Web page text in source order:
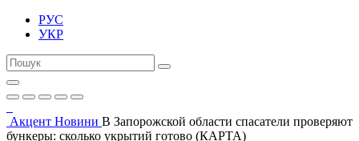
РУС
УКР
Акцент Новини В Запорожской области спасатели проверяют
бункеры: сколько укрытий готово (КАРТА)